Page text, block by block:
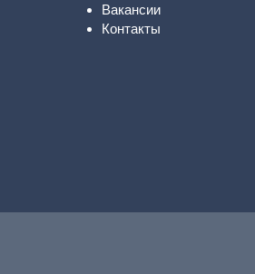
Вакансии
Контакты